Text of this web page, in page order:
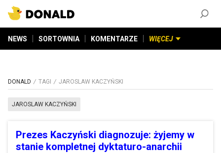
NEWS SORTOWNIA KOMENTARZE WIĘCEJ
DONALD TAGI JAROSLAW KACZYŃSKI
JAROSLAW KACZYŃSKI
Prezes Kaczyński diagnozuje: żyjemy w
stanie kompletnej dyktaturo-anarchii